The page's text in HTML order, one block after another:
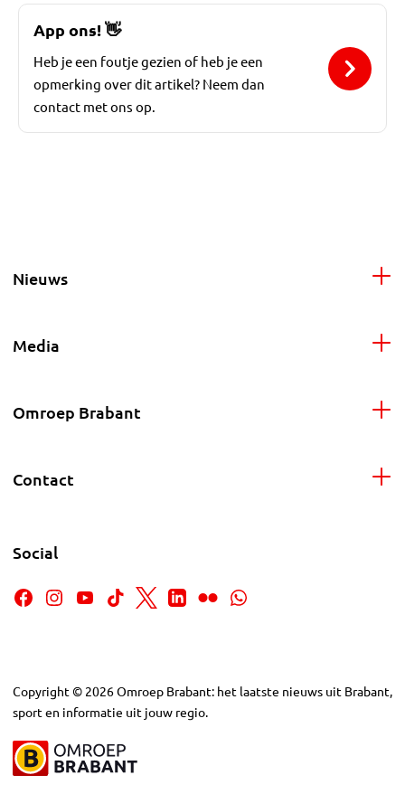
App ons!👋
Heb je een foutje gezien of heb je een
opmerking over dit artikel? Neem dan
contact met ons op.
Nieuws
Media
Omroep Brabant
Contact
Social
Copyright © 2026Omroep Brabant: het laatste nieuws uit Brabant,
sport en informatie uit jouw regio.